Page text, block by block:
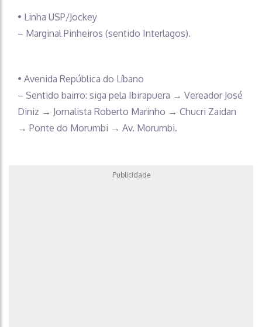
• Linha USP/Jockey
– Marginal Pinheiros (sentido Interlagos).
• Avenida República do Líbano
– Sentido bairro: siga pela Ibirapuera → Vereador José
Diniz → Jornalista Roberto Marinho → Chucri Zaidan
→ Ponte do Morumbi → Av. Morumbi.
Publicidade